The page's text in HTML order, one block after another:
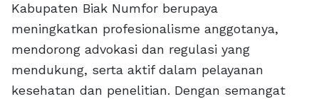
Kabupaten Biak Numfor berupaya
meningkatkan profesionalisme anggotanya,
mendorong advokasi dan regulasi yang
mendukung, serta aktif dalam pelayanan
kesehatan dan penelitian. Dengan semangat